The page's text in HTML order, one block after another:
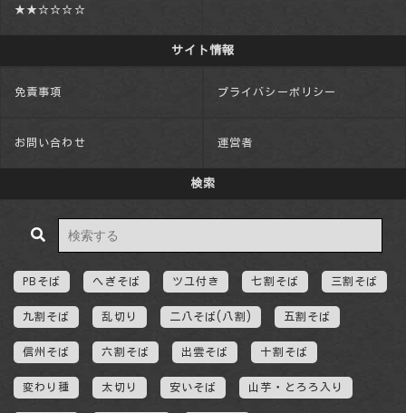
★★☆☆☆☆
サイト情報
免責事項 プライバシーポリシー
お問い合わせ 運営者
検索
PBそば へぎそば ツユ付き 七割そば 三割そば
九割そば 乱切り 二八そば(八割) 五割そば
信州そば 六割そば 出雲そば 十割そば
変わり種 太切り 安いそば 山芋・とろろ入り